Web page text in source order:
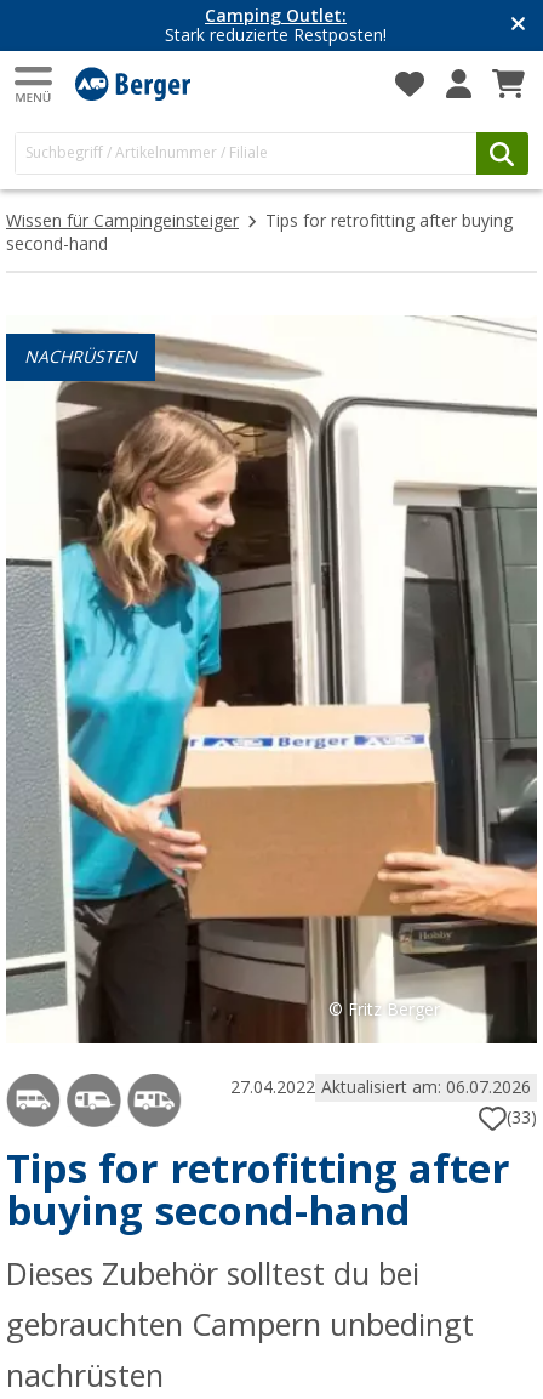
Camping Outlet:
Stark reduzierte Restposten!
Wissen für Campingeinsteiger
Tips for retrofitting after buying
second-hand
NACHRÜSTEN
© Fritz Berger
27.04.2022 Aktualisiert am: 06.07.2026
(33)
Tips for retrofitting after
buying second-hand
Dieses Zubehör solltest du bei
gebrauchten Campern unbedingt
nachrüsten